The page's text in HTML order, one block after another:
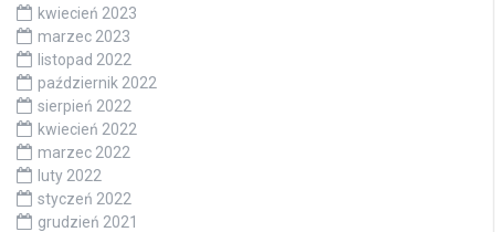
kwiecień 2023
marzec 2023
listopad 2022
październik 2022
sierpień 2022
kwiecień 2022
marzec 2022
luty 2022
styczeń 2022
grudzień 2021